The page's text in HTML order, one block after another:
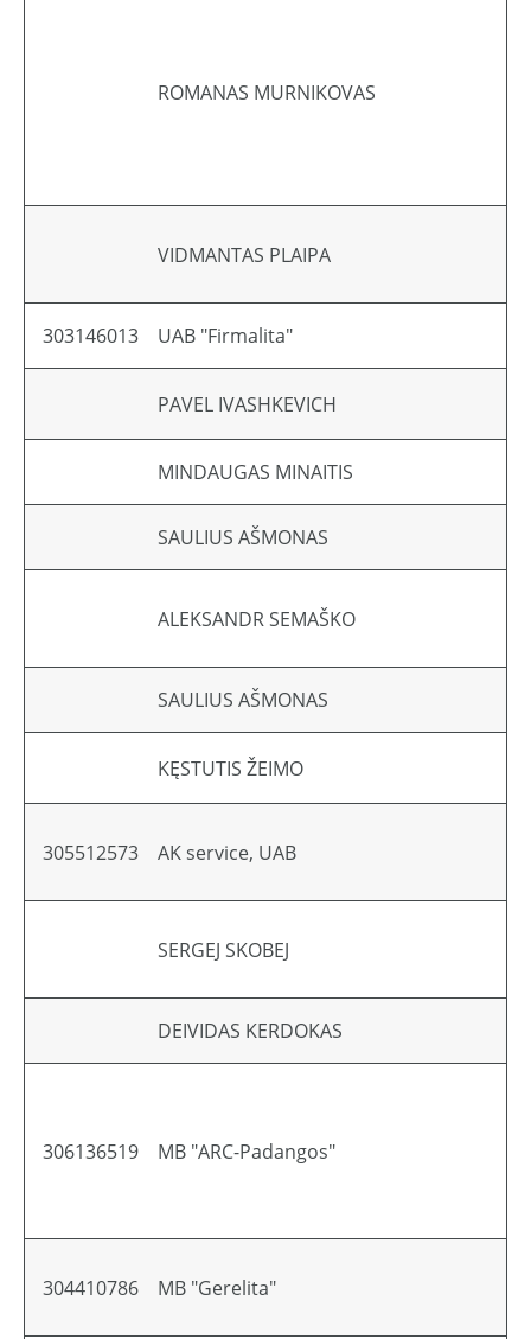
ROMANAS MURNIKOVAS
VIDMANTAS PLAIPA
303146013 UAB "Firmalita"
PAVEL IVASHKEVICH
MINDAUGAS MINAITIS
SAULIUS AŠMONAS
ALEKSANDR SEMAŠKO
SAULIUS AŠMONAS
KĘSTUTIS ŽEIMO
305512573 AK service, UAB
SERGEJ SKOBEJ
DEIVIDAS KERDOKAS
306136519 MB "ARC-Padangos"
304410786 MB "Gerelita"